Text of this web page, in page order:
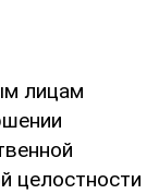
лицам
целостности